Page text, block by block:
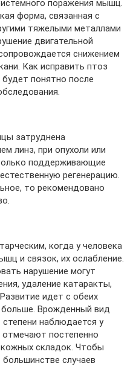
поражения мышц.
форма, связанная с
тяжелыми металлами
двигательной
снижением
Как исправить птоз
будет понятно после
затруднена
линз, при опухоли или
поддерживающие
регенерацию.
то рекомендовано
когда у человека
и связок, их ослабление.
нарушение могут
удаление катаракты,
идет с обеих
Врожденный вид
наблюдается у
постепенно
складок. Чтобы
большинстве случаев